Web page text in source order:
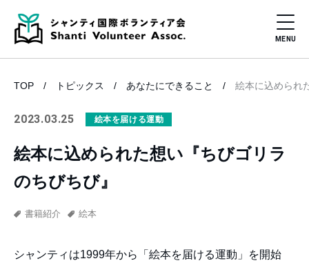
TOP トピックス あなたにできること 絵本に込められ
2023.03.25 絵本を届ける運動
絵本に込められた想い『ちびゴリラ
のちびちび』
書籍紹介 絵本
シャンティは1999年から「絵本を届ける運動」を開始